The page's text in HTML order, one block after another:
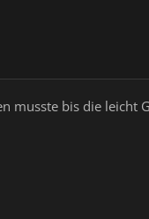
musste bis die leicht